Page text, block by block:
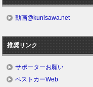
動画@kunisawa.net
推奨リンク
サポーターお願い
ベストカーWeb